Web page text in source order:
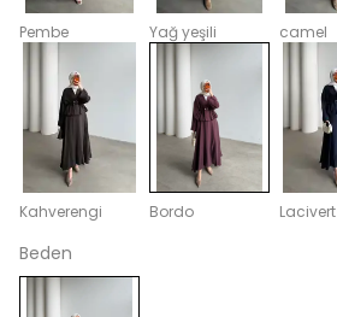
Pembe Yağ yeşili camel
Kahverengi Bordo Lacivert
Beden